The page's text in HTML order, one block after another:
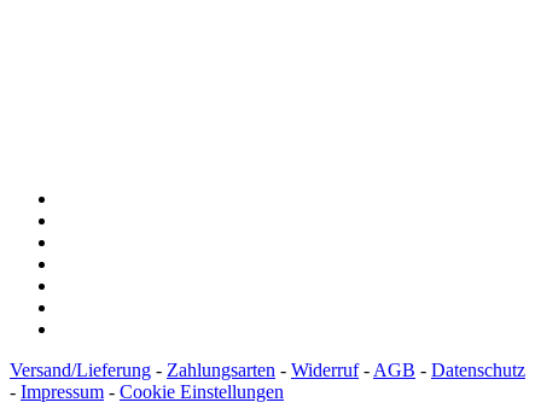
Versand/Lieferung - Zahlungsarten - Widerruf- AGB - Datenschutz
- Impressum - Cookie Einstellungen